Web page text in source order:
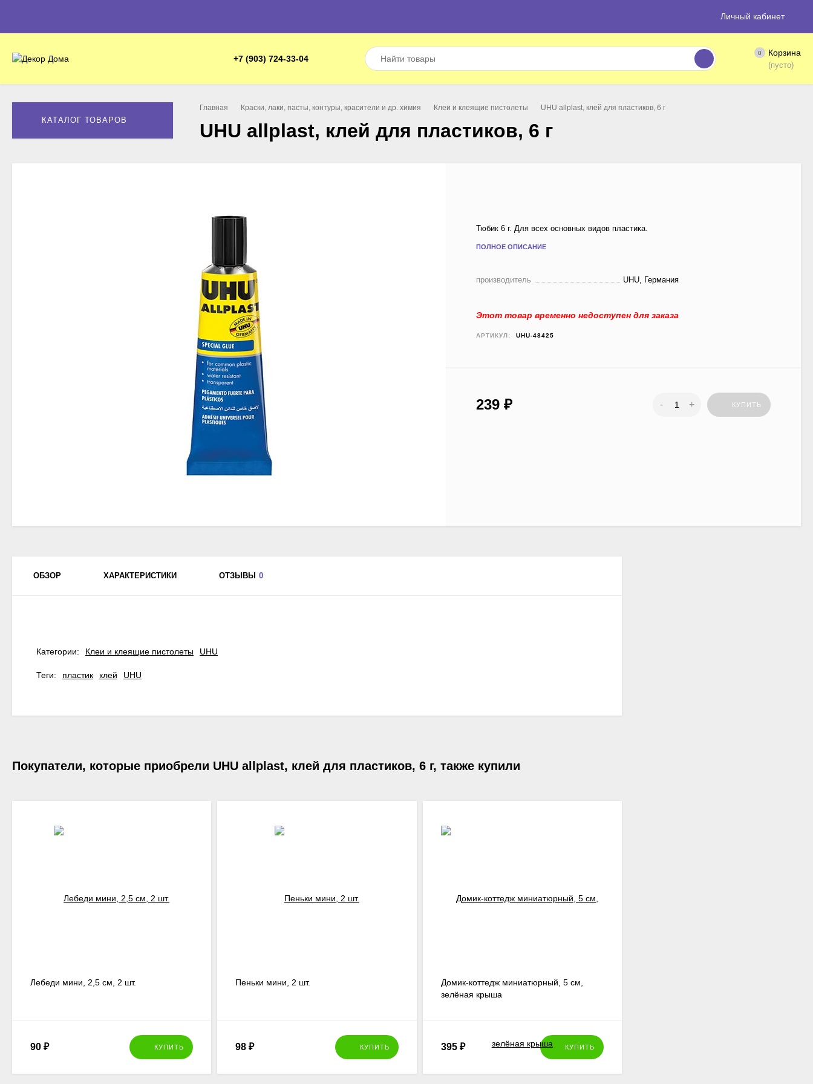
Личный кабинет
+7 (903) 724-33-04
0 Корзина
(пусто)
КАТАЛОГ ТОВАРОВ
Главная Краски, лаки, пасты, контуры, красители и др. химия Клеи и клеящие пистолеты UHU allplast, клей для пластиков, 6 г
UHU allplast, клей для пластиков, 6 г
Тюбик 6 г. Для всех основных видов пластика.
ПОЛНОЕ ОПИСАНИЕ
производитель UHU, Германия
Этот товар временно недоступен для заказа
АРТИКУЛ: UHU-48425
239₽ - + КУПИТЬ
ОБЗОР ХАРАКТЕРИСТИКИ ОТЗЫВЫ 0
Категории: Клеи и клеящие пистолеты UHU
Теги: пластик клей UHU
Покупатели, которые приобрели UHU allplast, клей для пластиков, 6 г, также купили
Лебеди мини, 2,5 см, 2 шт.
90 ₽ КУПИТЬ
Пеньки мини, 2 шт.
98₽ КУПИТЬ
Домик-коттедж миниатюрный, 5 см,
зелёная крыша
395 ₽ КУПИТЬ